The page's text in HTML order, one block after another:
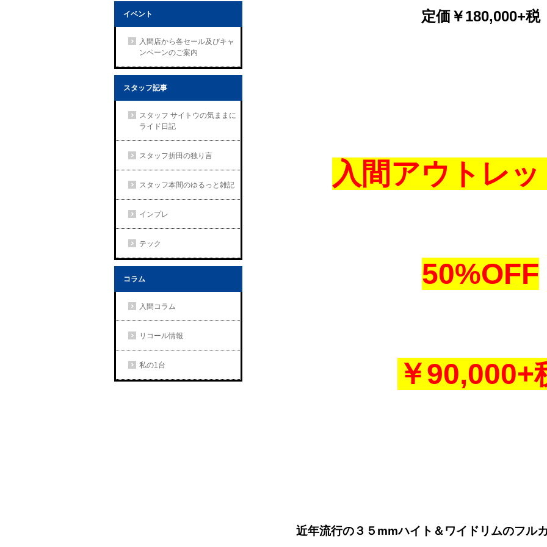
イベント
入間店から各セール及びキャ
ンペーンのご案内
スタッフ記事
スタッフ サイトウの気ままに
ライド日記
スタッフ折田の独り言
スタッフ本間のゆるっと雑記
インプレ
テック
コラム
入間コラム
リコール情報
私の1台
定価￥180,000+税
入間アウトレ
50%OFF
￥90,000+
近年流行の３５mmハイト＆ワイドリムのフル